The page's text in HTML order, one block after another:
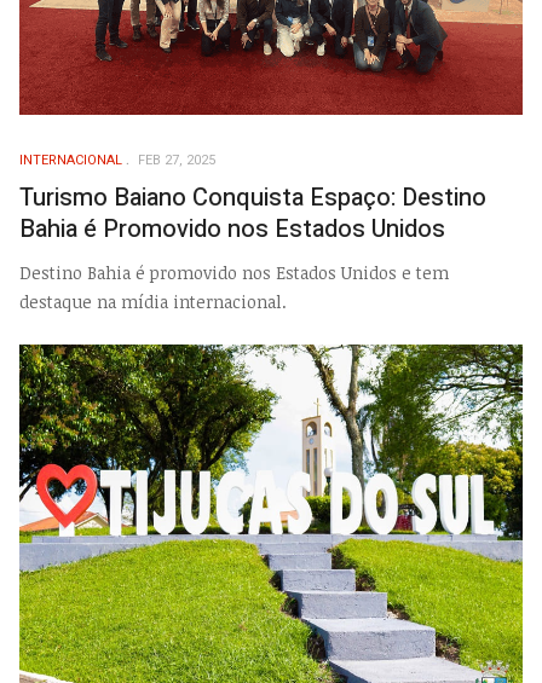
INTERNACIONAL FEB 27, 2025
Turismo Baiano Conquista Espaço: Destino
Bahia é Promovido nos Estados Unidos
Destino Bahia é promovido nos Estados Unidos e tem
destaque na mídia internacional.